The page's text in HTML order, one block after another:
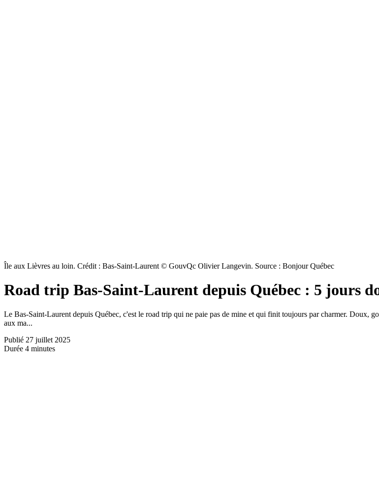
Île aux Lièvres au loin. Crédit : Bas-Saint-Laurent © GouvQc Olivier Langevin. Source : Bonjour Québec
Road trip Bas-Saint-Laurent depuis Québec : 5 jours
Le Bas-Saint-Laurent depuis Québec, c'est le road trip qui ne paie pas de mine et qui finit toujours par charmer. Doux,
aux ma...
Publié 27 juillet 2025
Durée 4 minutes